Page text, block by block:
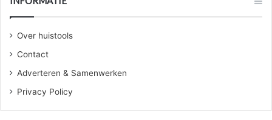
Over huistools
Contact
Adverteren & Samenwerken
Privacy Policy